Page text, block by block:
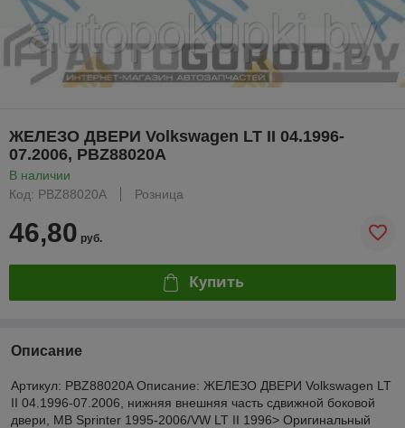
ЖЕЛЕЗО ДВЕРИ Volkswagen LT II 04.1996-
07.2006, PBZ88020A
В наличии
Код: PBZ88020A
Розница
46,80 руб.
Купить
Описание
Артикул: PBZ88020A Описание: ЖЕЛЕЗО ДВЕРИ Volkswagen LT
II 04.1996-07.2006, нижняя внешняя часть сдвижной боковой
двери, MB Sprinter 1995-2006/VW LT II 1996> Оригинальный